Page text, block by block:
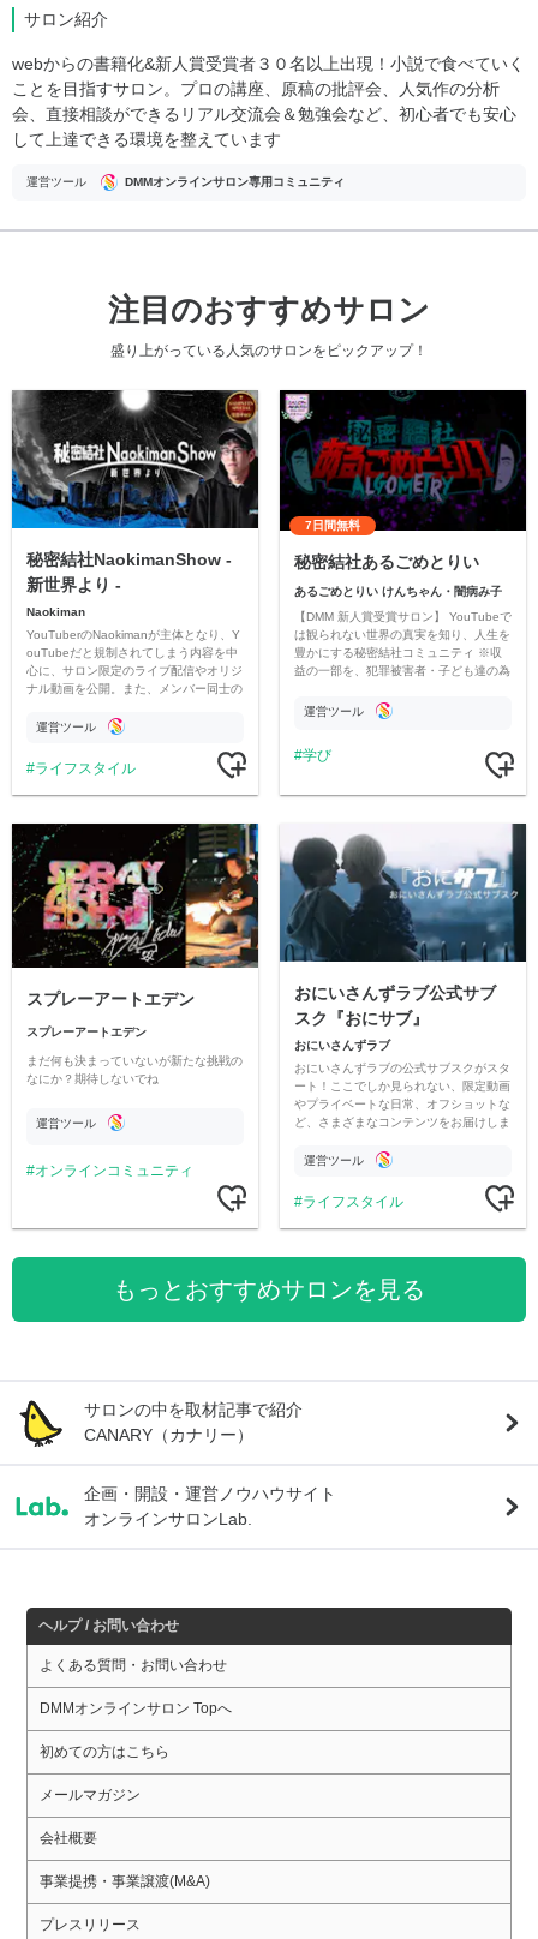
サロン紹介
webからの書籍化&新人賞受賞者３０名以上出現！小説で食べていく
ことを目指すサロン。プロの講座、原稿の批評会、人気作の分析
会、直接相談ができるリアル交流会＆勉強会など、初心者でも安心
して上達できる環境を整えています
運営ツール DMMオンラインサロン専用コミュニティ
注目のおすすめサロン
盛り上がっている人気のサロンをピックアップ！
秘密結社NaokimanShow -
新世界より -
Naokiman
YouTuberのNaokimanが主体となり、Y
ouTubeだと規制されてしまう内容を中
心に、サロン限定のライブ配信やオリジ
ナル動画を公開。また、メンバー同士の
ただいています。
運営ツール
ライフスタイル
7日間無料
秘密結社あるごめとりい
あるごめとりい けんちゃん・闇病み子
【DMM 新人賞受賞サロン】 YouTubeで
は観られない世界の真実を知り、人生を
豊かにする秘密結社コミュニティ ※収
益の一部を、犯罪被害者・子ども達の為
す運営ツール
学び
スプレーアートエデン
スプレーアートエデン
まだ何も決まっていないが新たな挑戦の
なにか？期待しないでね
運営ツール
オンラインコミュニティ
おにいさんずラブ公式サブ
スク『おにサブ』
おにいさんずラブ
おにいさんずラブの公式サブスクがスタ
ート！ここでしか見られない、限定動画
やプライベートな日常、オフショットな
ど、さまざまなコンテンツをお届けしま
運営ツール
ライフスタイル
もっとおすすめサロンを見る
サロンの中を取材記事で紹介
CANARY（カナリー）
企画・開設・運営ノウハウサイト
オンラインサロンLab.
ヘルプ / お問い合わせ
よくある質問・お問い合わせ
DMMオンラインサロン Topへ
初めての方はこちら
メールマガジン
会社概要
事業提携・事業譲渡(M&A)
プレスリリース